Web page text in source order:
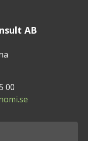
AB
00